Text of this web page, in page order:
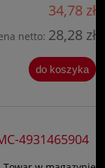
34,78 zł
netto: 28,28 zł
do koszyka
4931465904